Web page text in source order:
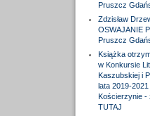
Pruszcz
Zdzisław
OSWAJANIE
Pruszcz
Książka
w Konkursie
Kaszubskiej i
lata 2019-2021
Kościerzynie -
TUTAJ